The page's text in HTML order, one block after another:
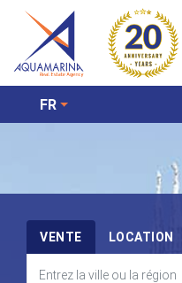
FR
VENTE LOCATION